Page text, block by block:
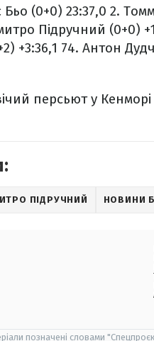
(0+0) 23:37,0 2.
Підручний (0+0)
+3:36,1 74. Антон
персьют у
ПІДРУЧНИЙ НОВИНИ
позначені словами